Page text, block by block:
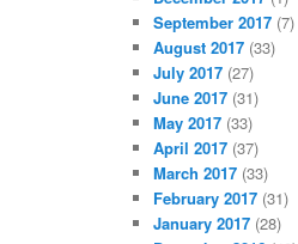
September 2017 (7)
August 2017 (33)
July 2017 (27)
June 2017 (31)
May 2017 (33)
April 2017 (37)
March 2017 (33)
February 2017 (31)
January 2017 (28)